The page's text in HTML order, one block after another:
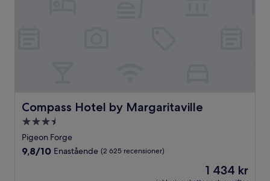
Compass Hotel by Margaritaville
Compass Hotel by Margaritaville
3.5-
stjärnigt
boende
Pigeon Forge
9.8
9,8/10 Enastående (2 625 recensioner)
Priset
är
1 434 kr